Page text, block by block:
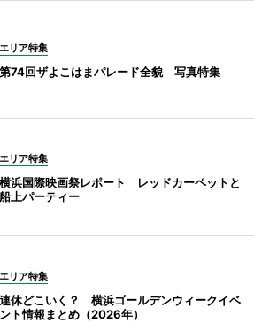
エリア特集
第74回ザよこはまパレード全貌 写真特集
エリア特集
横浜国際映画祭レポート レッドカーペットと
船上パーティー
エリア特集
連休どこいく？ 横浜ゴールデンウィークイベ
ント情報まとめ（2026年）